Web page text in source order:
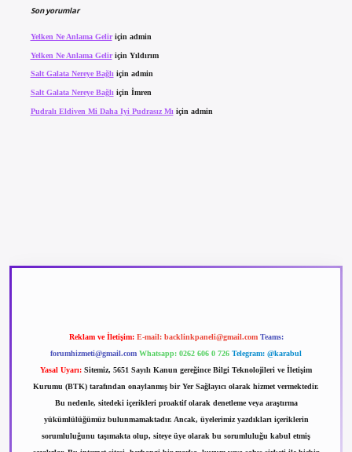
Son yorumlar
Yelken Ne Anlama Geliriçin admin
Yelken Ne Anlama Geliriçin Yıldırım
Salt Galata Nereye Bağlıiçin admin
Salt Galata Nereye Bağlı için İmren
Pudralı Eldiven Mi Daha Iyi Pudrasız Mı için admin
Reklam ve İletişim: E-mail: backlinkpaneli@gmail.com Teams:
forumhizmeti@gmail.com Whatsapp: 0262 606 0 726 Telegram: @karabul
Yasal Uyarı: Sitemiz, 5651 Sayılı Kanun gereğince Bilgi Teknolojileri ve İletişim
Kurumu (BTK) tarafından onaylanmış bir Yer Sağlayıcı olarak hizmet vermektedir.
Bu nedenle, sitedeki içerikleri proaktif olarak denetleme veya araştırma
yükümlülüğümüz bulunmamaktadır. Ancak, üyelerimiz yazdıkları içeriklerin
sorumluluğunu taşımakta olup, siteye üye olarak bu sorumluluğu kabul etmiş